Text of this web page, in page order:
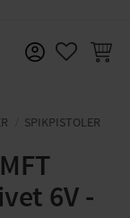
SPIKPISTOLER
6V -